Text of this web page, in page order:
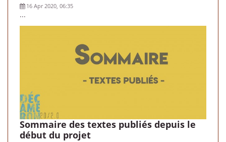
16 Apr 2020, 06:35
...
Sommaire des textes publiés depuis le
début du projet